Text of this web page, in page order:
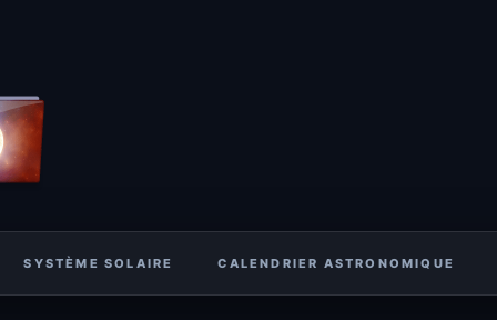
SYSTÈME SOLAIRE CALENDRIER ASTRONOMIQUE